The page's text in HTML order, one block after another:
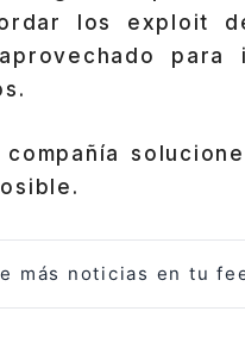
los exploit
para
más noticias en tu